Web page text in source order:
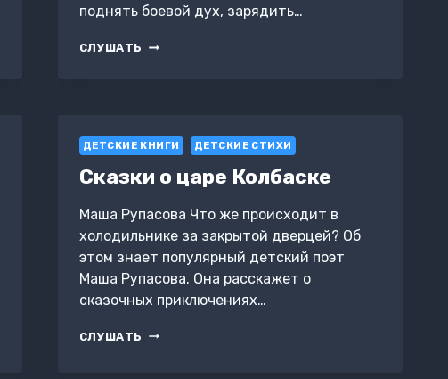
поднять боевой дух, зарядить…
СЛУШАТЬ ЗИМНИЕ
ДЕТСКИЕ КНИГИ ДЕТСКИЕ СТИХИ
Сказки о царе Колбаске
Маша Рупасова Что же происходит в
холодильнике за закрытой дверцей? Об
этом знает популярный детский поэт
Маша Рупасова. Она расскажет о
сказочных приключениях…
СЛУШАТЬ СКАЗКИ